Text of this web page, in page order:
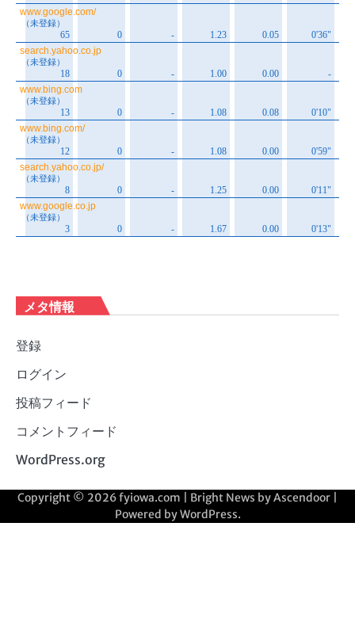
メタ情報
登録
ログイン
投稿フィード
コメントフィード
WordPress.org
Copyright © 2026fyiowa.com | Bright News byAscendoor
Powered byWordPress.